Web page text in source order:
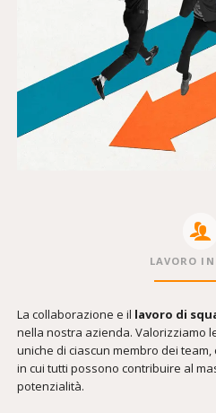
LAVORO
La collaborazione e il lavoro di
nella nostra azienda. Valorizziamo
uniche di ciascun membro dei
in cui tutti possono contribuire al
potenzialità.